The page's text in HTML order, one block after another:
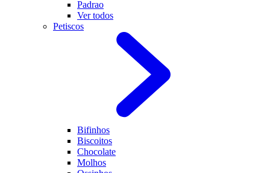
Padrao
Ver todos
Petiscos
Bifinhos
Biscoitos
Chocolate
Molhos